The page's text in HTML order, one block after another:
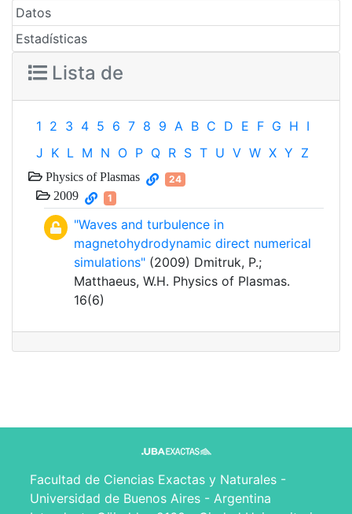
Datos
Estadísticas
Lista de
1 2 3 4 5 6 7 8 9 A B C D E F G H I
J K L M N O P Q R S T U V W X Y Z
Physics of Plasmas 24
2009 1
"Waves and turbulence in
magnetohydrodynamic direct numerical
simulations" (2009) Dmitruk, P.;
Matthaeus, W.H. Physics of Plasmas.
16(6)
Facultad de Ciencias Exactas y Naturales -
Universidad de Buenos Aires - Argentina